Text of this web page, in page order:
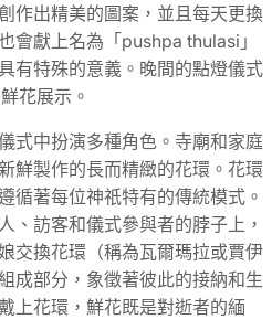
作出精美的圖案，並且每天更換
會獻上名為「pushpa thulasi」
有特殊的意義。晚間的點燈儀式
花展示。
式中扮演多種角色。寺廟和家庭
鮮製作的長而精緻的花環。花環
循著每位神祇特有的傳統模式。
、訪客和儀式參與者的脖子上，
交換花環（稱為瓦爾瑪拉或賈伊
成部分，象徵著彼此的接納和生
上花環，鮮花既是對逝者的緬